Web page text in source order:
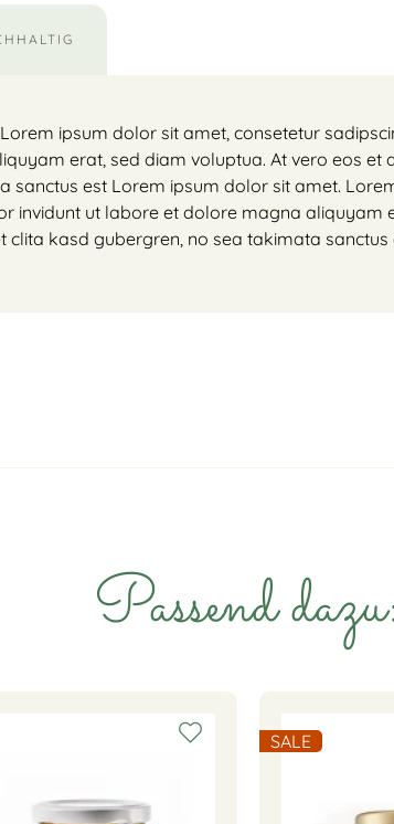
ipsum dolor sit amet, consetetur
erat, sed diam voluptua. At vero eos et
sanctus est Lorem ipsum dolor sit amet.
invidunt ut labore et dolore magna aliquyam
clita kasd gubergren, no sea takimata
Passend
SALE